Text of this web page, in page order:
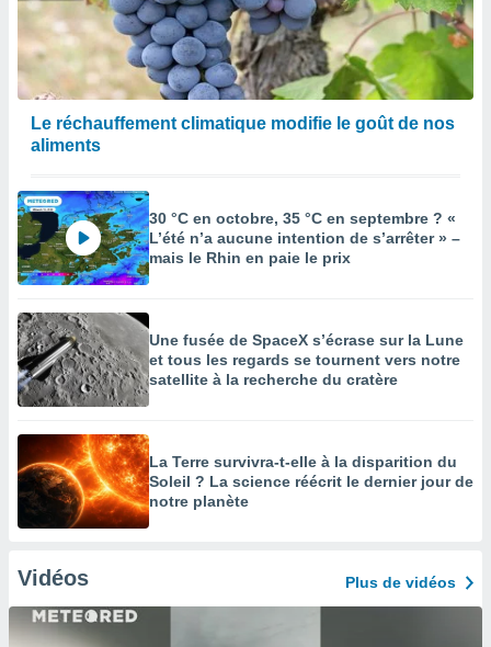
Le réchauffement climatique modifie le goût de nos
aliments
30 °C en octobre, 35 °C en septembre ? «
L’été n’a aucune intention de s’arrêter » –
mais le Rhin en paie le prix
Une fusée de SpaceX s’écrase sur la Lune
et tous les regards se tournent vers notre
satellite à la recherche du cratère
La Terre survivra-t-elle à la disparition du
Soleil ? La science réécrit le dernier jour de
notre planète
Vidéos Plus de vidéos